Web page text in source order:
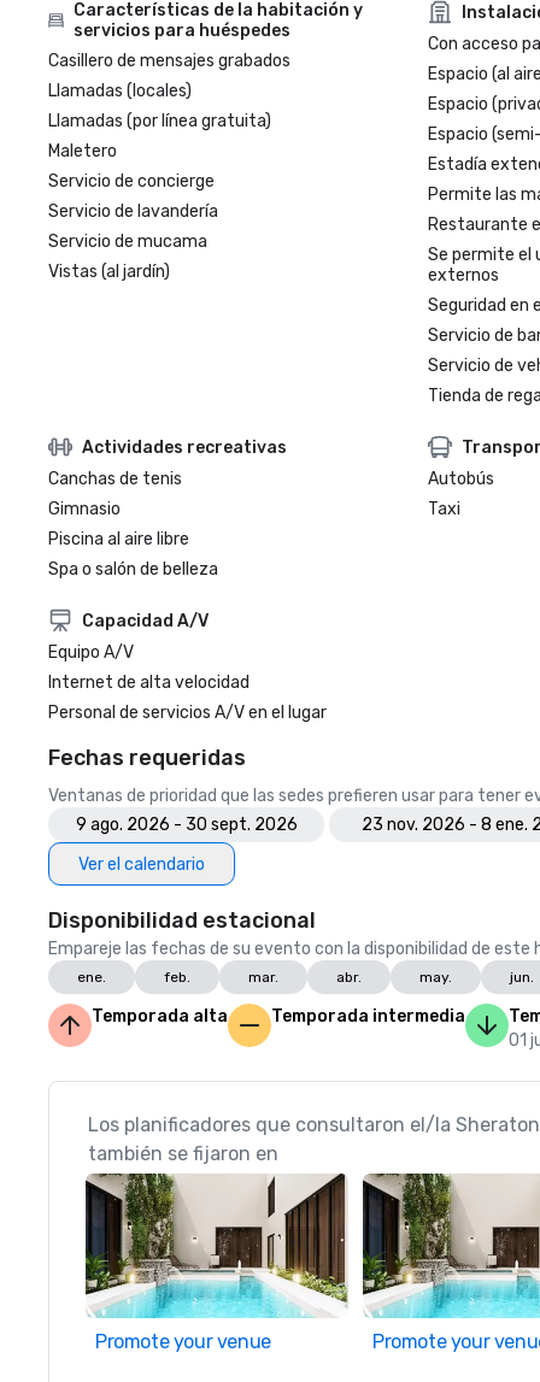
Características de la habitación y
servicios para huéspedes
Casillero de mensajes grabados
Llamadas (locales)
Llamadas (por línea gratuita)
Maletero
Servicio de concierge
Servicio de lavandería
Servicio de mucama
Vistas (al jardín)
Con acceso
Espacio (al
Espacio
Espacio
Estadía
Permite las
Restaurante
Se permite el
externos
Seguridad en
Servicio de
Servicio de
Tienda de
Actividades recreativas
Canchas de tenis
Gimnasio
Piscina al aire libre
Spa o salón de belleza
Autobús
Taxi
Capacidad A/V
Equipo A/V
Internet de alta velocidad
Personal de servicios A/V en el lugar
Fechas requeridas
Ventanas de prioridad que las sedes prefieren usar para tener
9 ago. 2026 - 30 sept. 2026
23 nov. 2026 - 8 ene.
Ver el calendario
Disponibilidad estacional
Empareje las fechas de su evento con la disponibilidad de
ene. feb. mar. abr. may. jun.
Temporada alta Temporada intermedia
01
Los planificadores que consultaron el/la
también se fijaron en
Promote your venue Promote your